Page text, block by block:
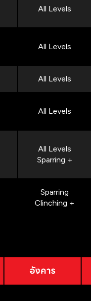
All Levels
All Levels
All Levels
All Levels
All Levels
Sparring +
Sparring
Clinching +
อังคาร